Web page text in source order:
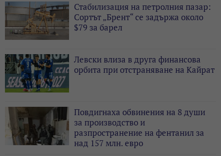
Стабилизация на петролния пазар:
Сортът „Брент“ се задържа около
$79 за барел
Левски влиза в друга финансова
орбита при отстраняване на Кайрат
Повдигнаха обвинения на 8 души
за производство и
разпространение на фентанил за
над 157 млн. евро